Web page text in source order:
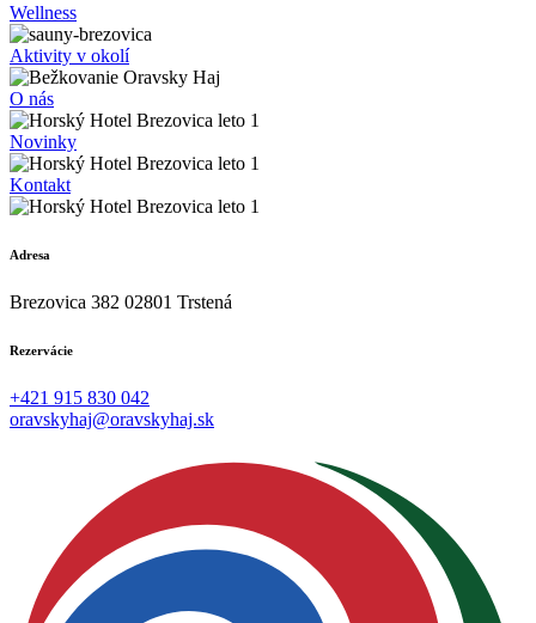
Wellness
Aktivity v okolí
O nás
Novinky
Kontakt
Adresa
Brezovica 382 02801 Trstená
Rezervácie
+421 915 830 042
oravskyhaj@oravskyhaj.sk